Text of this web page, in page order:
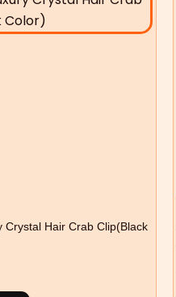
Crystal Hair Crab Clip(Black